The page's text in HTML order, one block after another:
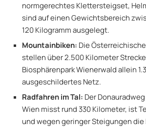
normgerechtes Klettersteigset,
sind auf einen Gewichtsbereich
120 Kilogramm ausgelegt.
Mountainbiken: Die
stellen über 2.500 Kilometer
Biosphärenpark Wienerwald allein
ausgeschildertes Netz.
Radfahren im Tal: Der
Wien misst rund 330 Kilometer, ist
und wegen geringer Steigungen die